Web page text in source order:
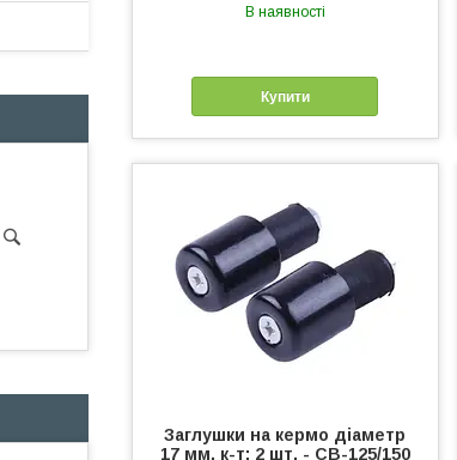
В наявності
Купити
Заглушки на кермо діаметр
17 мм, к-т: 2 шт. - СВ-125/150